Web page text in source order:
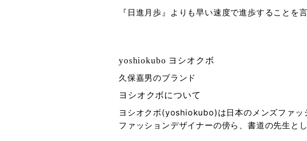
『日進月歩』よりも早い速度で進歩することを
yoshiokubo ヨシオクボ
久保嘉男のブランド
ヨシオクボについて
ヨシオクボ(yoshiokubo)は日本のメンズファッ
ファッションデザイナーの傍ら、書道の先生とし